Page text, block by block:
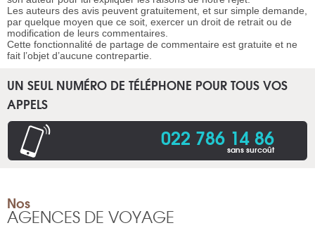
Les auteurs des avis peuvent gratuitement, et sur simple demande,
par quelque moyen que ce soit, exercer un droit de retrait ou de
modification de leurs commentaires.
Cette fonctionnalité de partage de commentaire est gratuite et ne
fait l’objet d’aucune contrepartie.
UN SEUL NUMÉRO DE TÉLÉPHONE POUR TOUS VOS
APPELS
022 786 14 86
sans surcoût
Nos
AGENCES DE VOYAGE